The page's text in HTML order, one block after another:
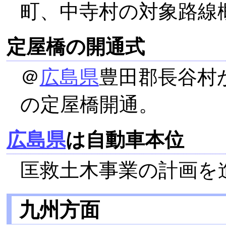
町、中寺村の対象路線
定屋橋の開通式
＠ 広島県豊田郡長谷村
の定屋橋開通。
広島県は自動車本位
匡救土木事業の計画を
九州方面